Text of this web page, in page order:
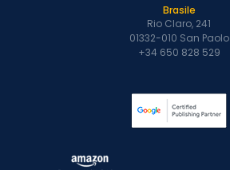
Brasile
Rio Claro, 241
01332-010 San Paolo
+34 650 828 529